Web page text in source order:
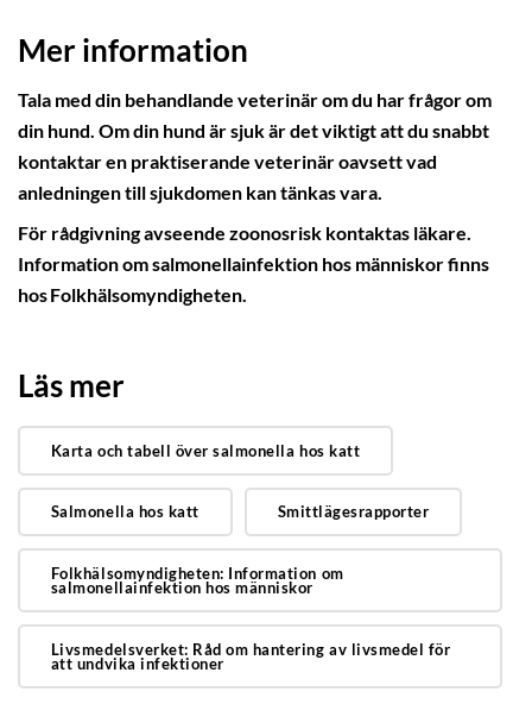
Mer information
Tala med din behandlande veterinär om du har frågor om
din hund. Om din hund är sjuk är det viktigt att du snabbt
kontaktar en praktiserande veterinär oavsett vad
anledningen till sjukdomen kan tänkas vara.
För rådgivning avseende zoonosrisk kontaktas läkare.
Information om salmonellainfektion hos människor finns
hos Folkhälsomyndigheten.
Läs mer
Karta och tabell över salmonella hos katt
Salmonella hos katt Smittlägesrapporter
Folkhälsomyndigheten: Information om
salmonellainfektion hos människor
Livsmedelsverket: Råd om hantering av livsmedel för
att undvika infektioner